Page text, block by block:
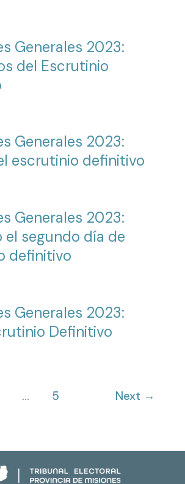
Generales 2023:
del Escrutinio
Generales 2023:
escrutinio definitivo
Generales 2023:
el segundo día de
definitivo
Generales 2023:
Definitivo
… 5 Next →